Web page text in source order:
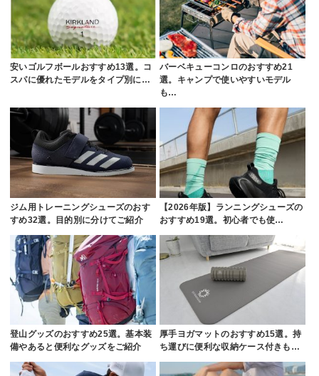
安いゴルフボールおすすめ13選。コ
スパに優れたモデルをタイプ別に…
バーベキューコンロのおすすめ21
選。キャンプで使いやすいモデル
も…
ジム用トレーニングシューズのおす
すめ32選。目的別に分けてご紹介
【2026年版】ランニングシューズの
おすすめ19選。初心者でも使…
登山グッズのおすすめ25選。基本装
備やあると便利なグッズをご紹介
厚手ヨガマットのおすすめ15選。持
ち運びに便利な収納ケース付きも…